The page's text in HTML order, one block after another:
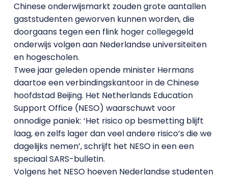
Chinese onderwijsmarkt zouden grote aantallen
gaststudenten geworven kunnen worden, die
doorgaans tegen een flink hoger collegegeld
onderwijs volgen aan Nederlandse universiteiten
en hogescholen.
Twee jaar geleden opende minister Hermans
daartoe een verbindingskantoor in de Chinese
hoofdstad Beijing. Het Netherlands Education
Support Office (NESO) waarschuwt voor
onnodige paniek: ‘Het risico op besmetting blijft
laag, en zelfs lager dan veel andere risico’s die we
dagelijks nemen’, schrijft het NESO in een een
speciaal SARS-bulletin.
Volgens het NESO hoeven Nederlandse studenten